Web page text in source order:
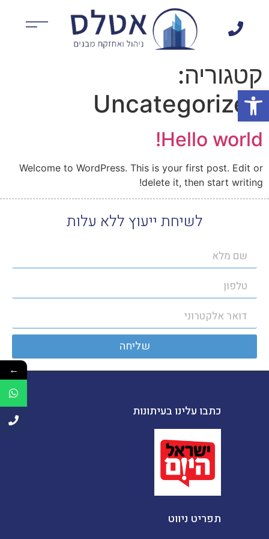
פתח סרגל נגישות
קטגוריה:
Uncategorized
Hello world!
Welcome to WordPress. This is your first post. Edit or
delete it, then start writing!
לשיחת ייעוץ ללא עלות
שליחה
כתבו עלינו בעיתונות
תפריט ניווט
←